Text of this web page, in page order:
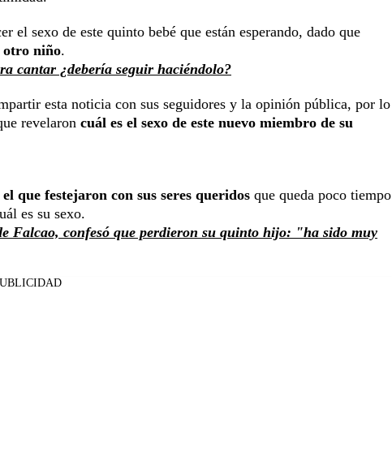
el sexo de este quinto bebé que están esperando, dado que
otro niño.
cantar ¿debería seguir haciéndolo?
esta noticia con sus seguidores y la opinión pública, por lo
revelaron cuál es el sexo de este nuevo miembro de su
que festejaron con sus seres queridos que queda poco tiempo
es su sexo.
Falcao, confesó que perdieron su quinto hijo: "ha sido muy